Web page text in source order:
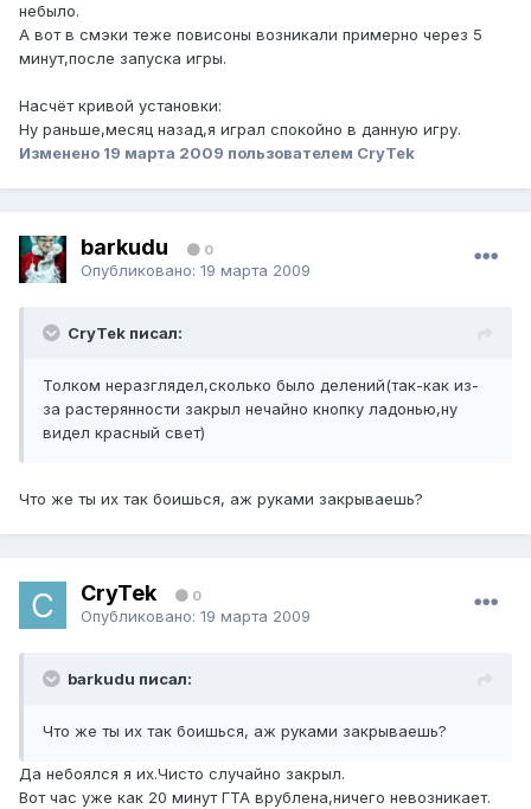
небыло.
А вот в смэки теже повисоны возникали примерно через 5
минут,после запуска игры.
Насчёт кривой установки:
Ну раньше,месяц назад,я играл спокойно в данную игру.
Изменено 19 марта 2009 пользователем CryTek
barkudu 0
Опубликовано: 19 марта 2009
CryTek писал:
Толком неразглядел,сколько было делений(так-как из-
за растерянности закрыл нечайно кнопку ладонью,ну
видел красный свет)
Что же ты их так боишься, аж руками закрываешь?
CryTek 0
Опубликовано: 19 марта 2009
barkudu писал:
Что же ты их так боишься, аж руками закрываешь?
Да небоялся я их.Чисто случайно закрыл.
Вот час уже как 20 минут ГТА врублена,ничего невозникает.